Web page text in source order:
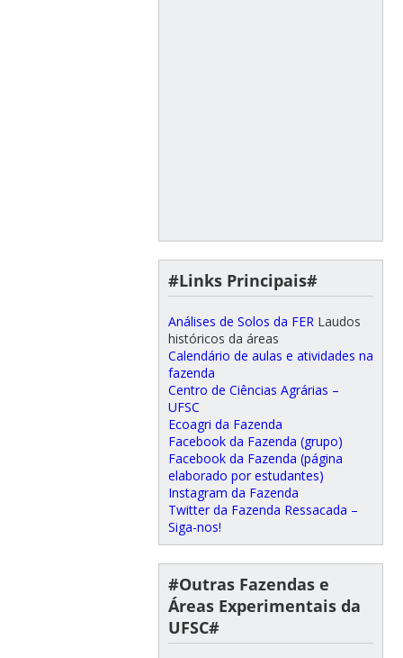
#Links Principais#
Análises de Solos da FER Laudos
históricos da áreas
Calendário de aulas e atividades na
fazenda
Centro de Ciências Agrárias –
UFSC
Ecoagri da Fazenda
Facebook da Fazenda (grupo)
Facebook da Fazenda (página
elaborado por estudantes)
Instagram da Fazenda
Twitter da Fazenda Ressacada –
Siga-nos!
#Outras Fazendas e
Áreas Experimentais da
UFSC#